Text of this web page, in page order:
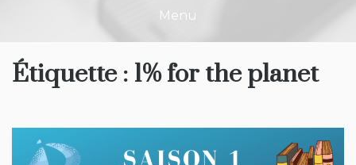
Menu
Étiquette : 1% for the planet